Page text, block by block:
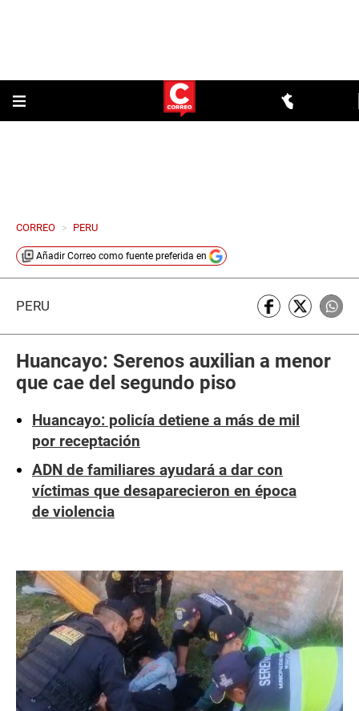
CORREO > PERU
Añadir Correo como fuente preferida en
PERÚ
Huancayo: Serenos auxilian a menor
que cae del segundo piso
Huancayo: policía detiene a más de mil
por receptación
ADN de familiares ayudará a dar con
víctimas que desaparecieron en época
de violencia